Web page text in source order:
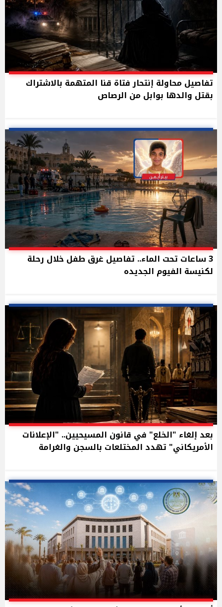
تفاصيل محاولة إنتحار فتاة قنا المتهمة بالاشتراك
بقتل والدها بوابل من الرصاص
3 ساعات تحت الماء.. تفاصيل غرق طفل خلال رحلة
لكنيسة الفيوم الجديده
بعد إلغاء "الخلع" في قانون المسيحيين.. "الإعلانات
الأمريكاني" تهدد المختلعات بالسجن والغرامة